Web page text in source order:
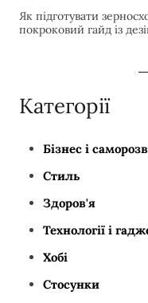
Як підготувати
покроковий гайд із
Категорії
Бізнес і
Стиль
Здоров'я
Технології і
Хобі
Стосунки